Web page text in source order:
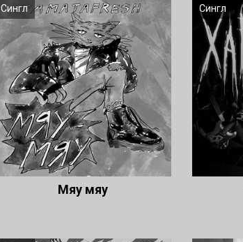
Сингл
Мяу мяу
Сингл